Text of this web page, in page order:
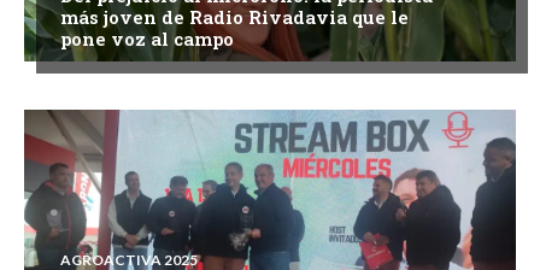
más joven de Radio Rivadavia que le
pone voz al campo
AGROACTIVA 2025